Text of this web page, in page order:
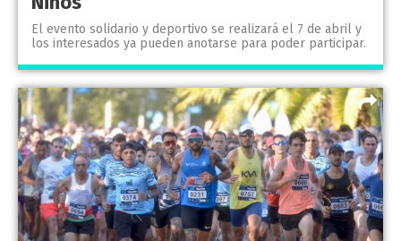
El evento solidario y deportivo se realizará el 7 de abril y
los interesados ya pueden anotarse para poder participar.